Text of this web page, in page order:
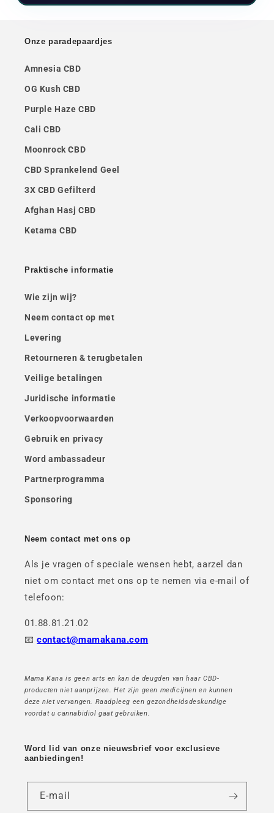
Onze paradepaardjes
Amnesia CBD
OG Kush CBD
Purple Haze CBD
Cali CBD
Moonrock CBD
CBD Sprankelend Geel
3X CBD Gefilterd
Afghan Hasj CBD
Ketama CBD
Praktische informatie
Wie zijn wij?
Neem contact op met
Levering
Retourneren & terugbetalen
Veilige betalingen
Juridische informatie
Verkoopvoorwaarden
Gebruik en privacy
Word ambassadeur
Partnerprogramma
Sponsoring
Neem contact met ons op
Als je vragen of speciale wensen hebt, aarzel dan
niet om contact met ons op te nemen via e-mail of
telefoon:
01.88.81.21.02
📧contact@mamakana.com
Mama Kana is geen arts en kan de deugden van haar CBD-
producten niet aanprijzen. Het zijn geen medicijnen en kunnen
deze niet vervangen. Raadpleeg een gezondheidsdeskundige
voordat u cannabidiol gaat gebruiken.
Word lid van onze nieuwsbrief voor exclusieve
aanbiedingen!
E-mail